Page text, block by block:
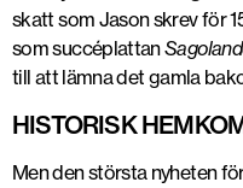
skatt som Jason skrev för
som succéplattan
till att lämna det gamla
HISTORISK
Men den största nyheten